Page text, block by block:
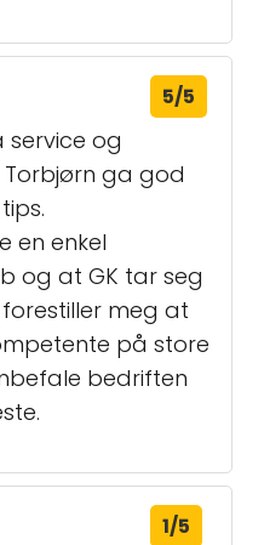
5/5
og
ga god
en enkel
og at GK tar seg
meg at
på store
bedriften
1/5